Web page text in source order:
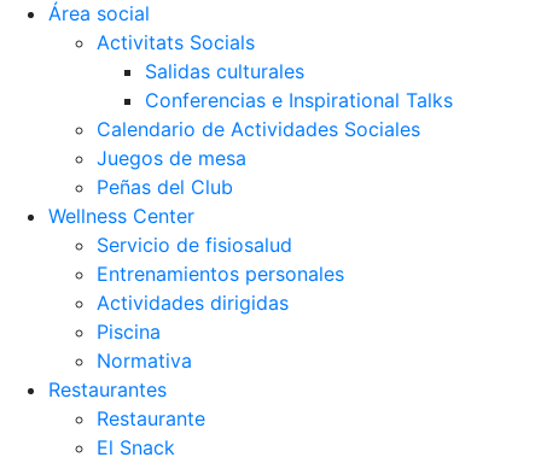
Área social
Activitats Socials
Salidas culturales
Conferencias e Inspirational Talks
Calendario de Actividades Sociales
Juegos de mesa
Peñas del Club
Wellness Center
Servicio de fisiosalud
Entrenamientos personales
Actividades dirigidas
Piscina
Normativa
Restaurantes
Restaurante
El Snack